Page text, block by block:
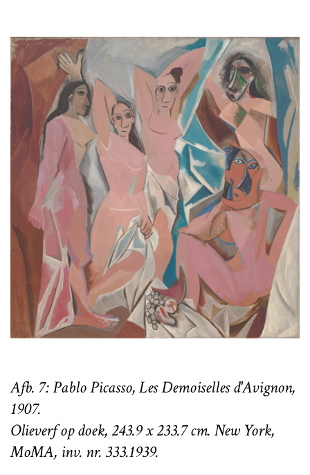
Afb. 7: Pablo Picasso, Les Demoiselles d'Avignon,
1907.
Olieverf op doek, 243.9 x 233.7 cm. New York,
MoMA, inv. nr. 333.1939.